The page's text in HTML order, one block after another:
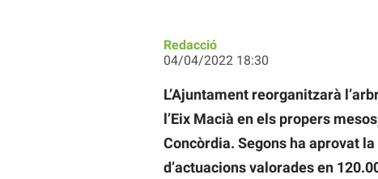
Redacció
04/04/2022 18:30
L’Ajuntament reorganitzarà
l’Eix Macià en els propers
Concòrdia. Segons ha aprovat
d’actuacions valorades en